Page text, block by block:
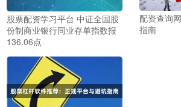
股票配资学习平台 中证全国股
份制商业银行同业存单指数报
136.06点
配资查询
指南